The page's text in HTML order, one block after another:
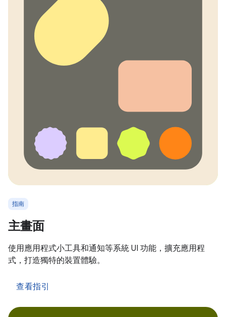
指南
主畫面
使用應用程式小工具和通知等系統 UI 功能，擴充應用程
式，打造獨特的裝置體驗。
查看指引